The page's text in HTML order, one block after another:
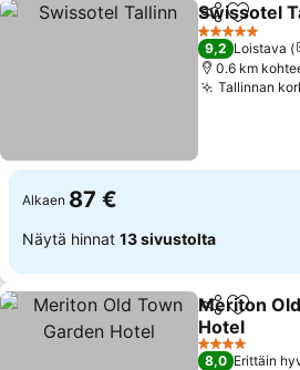
Jaa Lisää
Swissotel
5 Tähtiluokitus
9,2 Loistava
0.6 km
Tallinnan
Alkaen 87 €
Näytä hinnat 13 sivustolta
Jaa Lisää
Meriton
Hotel
Katso hinnat
4 Tähtiluokitus
8,0 Erittäin